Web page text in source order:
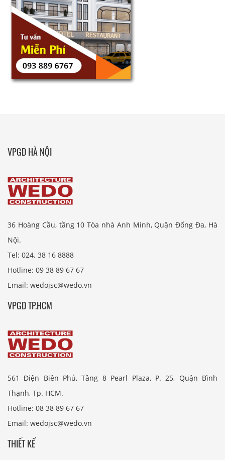
VPGD HÀ NỘI
36 Hoàng Cầu, tầng 10 Tòa nhà Anh Minh, Quận Đống Đa, Hà
Nội.
Tel: 024. 38 16 8888
Hotline: 09 38 89 67 67
Email: wedojsc@wedo.vn
VPGD TP.HCM
561 Điện Biên Phủ, Tầng 8 Pearl Plaza, P. 25, Quận Bình
Thạnh, Tp. HCM.
Hotline: 08 38 89 67 67
Email: wedojsc@wedo.vn
THIẾT KẾ